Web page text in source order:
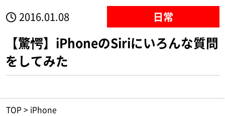
2016.01.08 日常
【驚愕】iPhoneのSiriにいろんな質問
をしてみた
TOP > iPhone